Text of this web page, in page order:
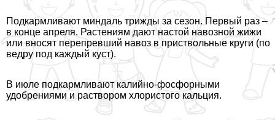
Подкармливают миндаль трижды за сезон. Первый раз –
в конце апреля. Растениям дают настой навозной жижи
или вносят перепревший навоз в приствольные круги (по
ведру под каждый куст).
В июле подкармливают калийно-фосфорными
удобрениями и раствором хлористого кальция.